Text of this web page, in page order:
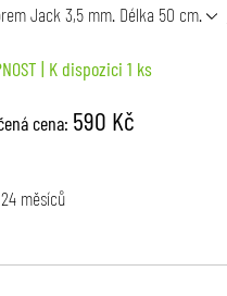
Jack 3,5 mm. Délka 50 cm.
| K dispozici 1 ks
cena: 590 Kč
měsíců